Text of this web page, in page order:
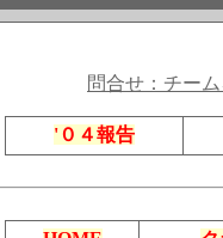
問合せ：チー
'０４報告